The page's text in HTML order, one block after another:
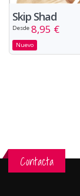
Skip Shad
Desde 8,95 €
Nuevo
Contacta